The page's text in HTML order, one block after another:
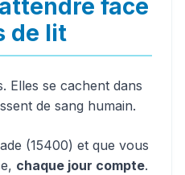
face
de lit
Elles se cachent dans
de sang humain.
(15400) et que vous
chaque jour compte.